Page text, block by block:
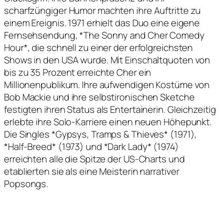
scharfzüngiger Humor machten ihre Auftritte zu
einem Ereignis. 1971 erhielt das Duo eine eigene
Fernsehsendung, *The Sonny and Cher Comedy
Hour*, die schnell zu einer der erfolgreichsten
Shows in den USA wurde. Mit Einschaltquoten von
bis zu 35 Prozent erreichte Cher ein
Millionenpublikum. Ihre aufwendigen Kostüme von
Bob Mackie und ihre selbstironischen Sketche
festigten ihren Status als Entertainerin. Gleichzeitig
erlebte ihre Solo-Karriere einen neuen Höhepunkt.
Die Singles *Gypsys, Tramps & Thieves* (1971),
*Half-Breed* (1973) und *Dark Lady* (1974)
erreichten alle die Spitze der US-Charts und
etablierten sie als eine Meisterin narrativer
Popsongs.